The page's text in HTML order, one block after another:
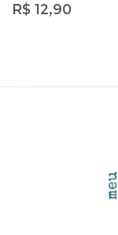
R$ 12,90